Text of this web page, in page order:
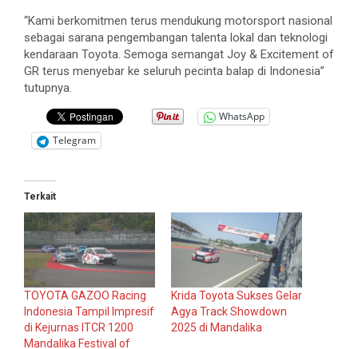
“Kami berkomitmen terus mendukung motorsport nasional
sebagai sarana pengembangan talenta lokal dan teknologi
kendaraan Toyota. Semoga semangat Joy & Excitement of
GR terus menyebar ke seluruh pecinta balap di Indonesia”
tutupnya.
WhatsApp
Telegram
Terkait
TOYOTA GAZOO Racing
Indonesia Tampil Impresif
di Kejurnas ITCR 1200
Mandalika Festival of
Krida Toyota Sukses Gelar
Agya Track Showdown
2025 di Mandalika